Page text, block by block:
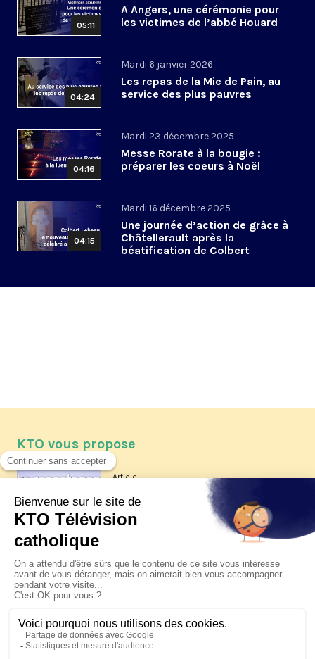
05:11
A Angers, une cérémonie pour
les victimes de l’abbé Houard
04:24
Mardi 6 janvier 2026
Les repas de la Mie de Pain, au
service des plus pauvres
04:16
Mardi 23 décembre 2025
Messe Rorate à la bougie :
préparer les coeurs à Noël
04:15
Mardi 16 décembre 2025
Une journée d’action de grâce à
Châtellerault après la
béatification de Colbert
KTO vous propose
Article
Les reportages d'été 2026 de KTO
La visite pastorale du pape Léon
XIV à Assise à suivre sur KTO le
jeudi 6 août
Le pape en Uruguay, Argentine et
Pérou du 6 au 17 novembre 2026